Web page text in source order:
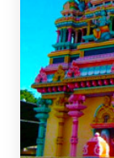
tranquility,